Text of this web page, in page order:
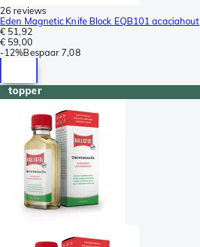
26 reviews
Eden Magnetic Knife Block EQB101 acaciahout
€ 51,92
€ 59,00
-12%Bespaar 7,08
topper